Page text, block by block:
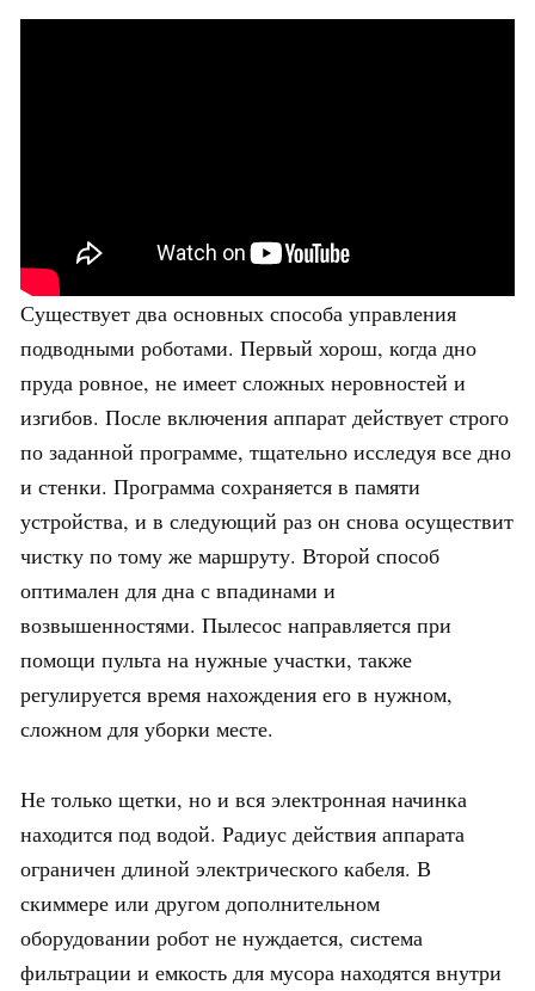
Существует два основных способа управления
подводными роботами. Первый хорош, когда дно
пруда ровное, не имеет сложных неровностей и
изгибов. После включения аппарат действует строго
по заданной программе, тщательно исследуя все дно
и стенки. Программа сохраняется в памяти
устройства, и в следующий раз он снова осуществит
чистку по тому же маршруту. Второй способ
оптимален для дна с впадинами и
возвышенностями. Пылесос направляется при
помощи пульта на нужные участки, также
регулируется время нахождения его в нужном,
сложном для уборки месте.
Не только щетки, но и вся электронная начинка
находится под водой. Радиус действия аппарата
ограничен длиной электрического кабеля. В
скиммере или другом дополнительном
оборудовании робот не нуждается, система
фильтрации и емкость для мусора находятся внутри